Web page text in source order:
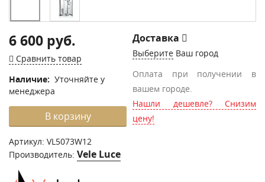
6 600 руб.
Сравнить товар
Наличие: Уточняйте у
менеджера
В корзину
Артикул: VL5073W12
Производитель: Vele Luce
Доставка
Выберите Ваш город
Оплата при получении в
вашем городе.
Нашли дешевле? Снизим
цену!